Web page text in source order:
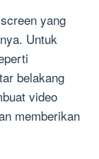
yang
Untuk
belakang
video
memberikan